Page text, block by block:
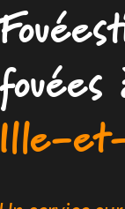
fouées
Ille-